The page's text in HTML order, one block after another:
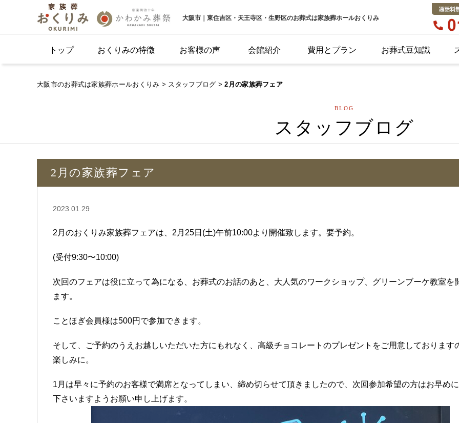
大阪市｜東住吉区・天王寺区・生野区のお葬式は家族葬ホールおくりみ
トップ おくりみの特徴 お客様の声 会館紹介 費用とプラン お葬式豆知識
大阪市のお葬式は家族葬ホールおくりみ > スタッフブログ >2月の家族葬フェア
BLOG
スタッフブログ
2月の家族葬フェア
2023.01.29
2 月のおくりみ家族葬フェアは、 2 月 25日 (土)午前10:00より開催致します。要予約。
(受付9:30〜10:00)
次回のフェアは役に立って為になる、お葬式のお話のあと、大人気のワークショップ、グリーンブーケ教室を
ます。
ことほぎ会員様は500円で参加できます。
そして、ご予約のうえお越しいただいた方にもれなく、高級チョコレートのプレゼントをご用意しております
楽しみに。
1 月は早々に予約のお客様で満席となってしまい、締め切らせて頂きましたので、次回参加希望の方はお早め
下さいますようお願い申し上げます。